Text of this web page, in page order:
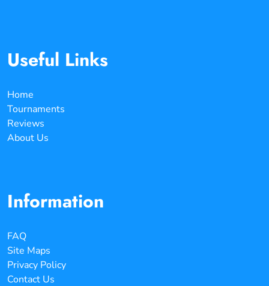
Useful Links
Home
Tournaments
Reviews
About Us
Information
FAQ
Site Maps
Privacy Policy
Contact Us